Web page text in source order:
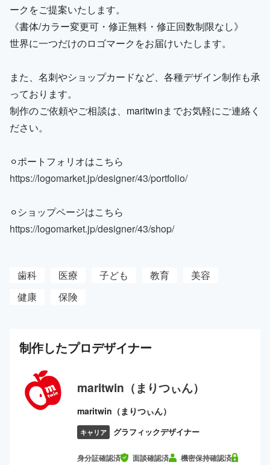
ークをご提案いたします。
《書体/カラー変更可・修正無料・修正回数制限なし》
世界に一つだけのロゴマークをお届けいたします。
また、名刺やショップカードなど、各種デザイン制作も承
っております。
制作のご依頼やご相談は、maritwinまでお気軽にご連絡く
ださい。
⚪︎ポートフォリオはこちら
https://logomarket.jp/designer/43/portfolio/
⚪︎ショップページはこちら
https://logomarket.jp/designer/43/shop/
歯科 医療 子ども 教育
美容
健康
保険
制作したプロデザイナー
maritwin（まりつぃん）
maritwin（まりつぃん）
キャリア グラフィックデザイナー
身分証確認済 面談確認済 機密保持確認済